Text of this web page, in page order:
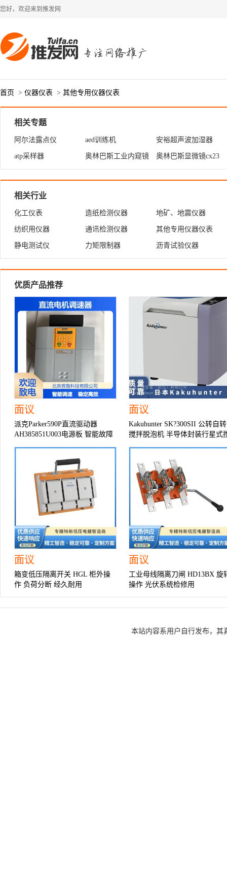
您好，欢迎来到推发网
首页 > 仪器仪表 > 其他专用仪器仪表
相关专题
阿尔法露点仪 aed训练机 安裕超声波加湿器
atp采样器 奥林巴斯工业内窥镜 奥林巴斯显微镜cx23
相关行业
化工仪表 造纸检测仪器 地矿、地震仪器
纺织用仪器 通讯检测仪器 其他专用仪器仪表
静电测试仪 力矩限制器 沥青试验仪器
优质产品推荐
面议
派克Parker590P直流驱动器
AH385851U003电源板 智能故障
面议
Kakuhunter SK?300SII 公转自转
搅拌脱泡机 半导体封装行星式
面议
箱变低压隔离开关 HGL 柜外操
作 负荷分断 经久耐用
面议
工业母线隔离刀闸 HD13BX 旋
操作 光伏系统检修用
本站内容系用户自行发布，其